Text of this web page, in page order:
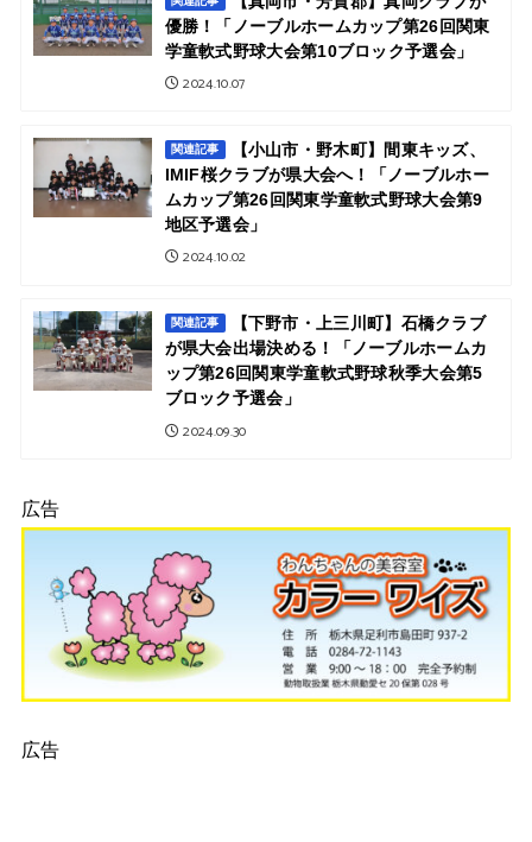
優勝！「ノーブルホームカップ第26回関東
学童軟式野球大会第10ブロック予選会」
2024.10.07
関連記事
【小山市・野木町】間東キッズ、
IMIF桜クラブが県大会へ！「ノーブルホー
ムカップ第26回関東学童軟式野球大会第9
地区予選会」
2024.10.02
関連記事
【下野市・上三川町】石橋クラブ
が県大会出場決める！「ノーブルホームカ
ップ第26回関東学童軟式野球秋季大会第5
ブロック予選会」
2024.09.30
広告
広告